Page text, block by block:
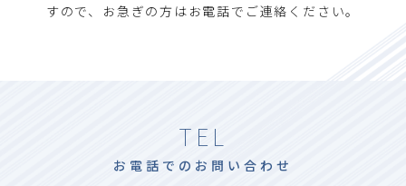
すので、お急ぎの方はお電話でご連絡ください。
TEL
お電話でのお問い合わせ